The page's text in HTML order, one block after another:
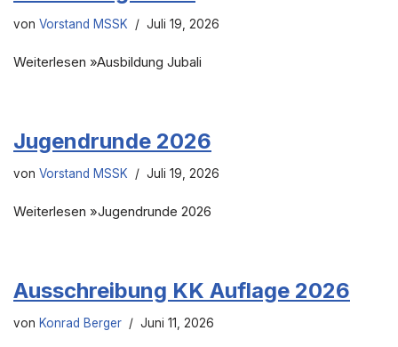
von Vorstand MSSK Juli 19, 2026
Weiterlesen »Ausbildung Jubali
Jugendrunde 2026
von Vorstand MSSK Juli 19, 2026
Weiterlesen »Jugendrunde 2026
Ausschreibung KK Auflage 2026
von Konrad Berger Juni 11, 2026